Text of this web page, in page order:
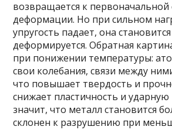
возвращается к
деформации. Но при сильном
упругость падает, она
деформируется. Обратная
при понижении температуры:
свои колебания, связи между
что повышает твердость и
снижает пластичность и ударную
значит, что металл становится
склонен к разрушению при